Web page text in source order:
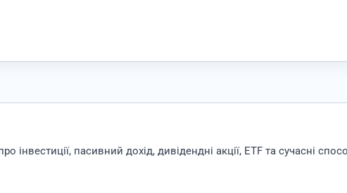
інвестиції, пасивний дохід, дивідендні акції, ETF та сучасні